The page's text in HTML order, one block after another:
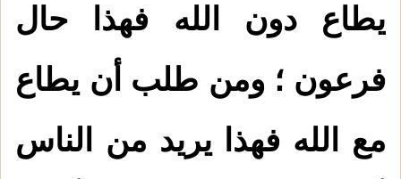
يطاع دون الله فهذا حال
فرعون ؛ ومن طلب أن يطاع
مع الله فهذا يريد من الناس